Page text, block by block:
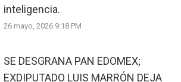
inteligencia.
26 mayo, 2026 9:18 PM
SE DESGRANA PAN EDOMEX;
EXDIPUTADO LUIS MARRÓN DEJA